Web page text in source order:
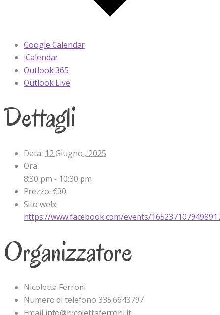
Google Calendar
iCalendar
Outlook 365
Outlook Live
Dettagli
Data: 12 Giugno , 2025
Ora:
8:30 pm - 10:30 pm
Prezzo: €30
Sito web:
https://www.facebook.com/events/
Organizzatore
Nicoletta Ferroni
Numero di telefono 335.6643797
Email info@nicolettaferroni.it